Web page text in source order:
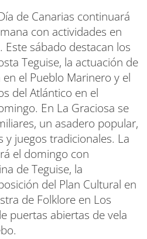
de Canarias continuará
con actividades en
Este sábado destacan los
Teguise, la actuación de
el Pueblo Marinero y el
del Atlántico en el
En La Graciosa se
un asadero popular,
y juegos tradicionales. La
el domingo con
de Teguise, la
del Plan Cultural en
de Folklore en Los
puertas abiertas de vela